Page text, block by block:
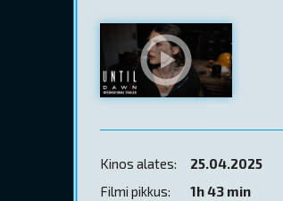
Kinos alates:
25.04.2025
Filmi pikkus:
1h 43 min